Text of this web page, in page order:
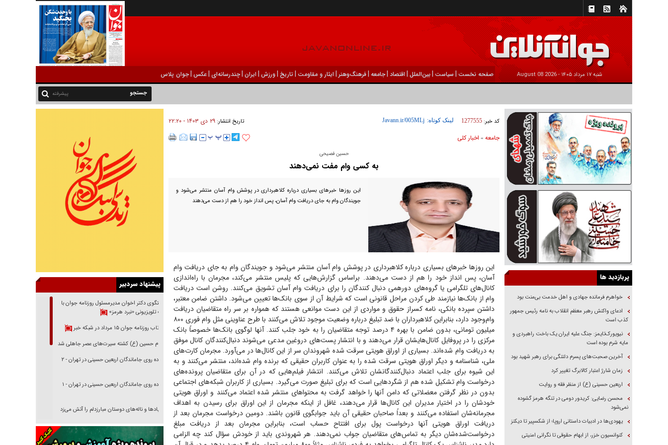
شنبه ۱۷ مرداد ۱۴۰۵ - 2026 August 08 صفحه نخست | سیاست |بين‌الملل | اقتصاد |جامعه |فرهنگ‌و‌هنر | ایثار و مقاومت |تاریخ |ورزش | ايران |چندرسانه‌ای |عکس |جوان پلاس
پیشرفته
کد خبر: 1277555 لینک کوتاه: تاریخ انتشار:۲۹ دی ۱۴۰۳ - ۲۲:۲۰
جامعه» اخبار كلی
حسین فصیحی
به کسی وام مفت نمی‌دهند
این روز‌ها خبر‌های بسیاری درباره کلاهبرداری در پوشش وام آسان منتشر می‌شود و
جویندگان وام به جای دریافت وام آسان، پس انداز خود را هم از دست می‌دهند
این روز‌ها خبر‌های بسیاری درباره کلاهبرداری در پوشش وام آسان منتشر می‌شود و جویندگان وام به جای دریافت وام
آسان، پس انداز خود را هم از دست می‌دهند. براساس گزارش‌هایی که پلیس منتشر می‌کند، مجرمان با راه‌اندازی
کانال‌های تلگرامی یا گروه‌های دورهمی دنبال کنندگان را برای دریافت وام آسان تشویق می‌کنند. روشن است دریافت
وام از بانک‌ها نیازمند طی کردن مراحل قانونی است که شرایط آن از سوی بانک‌ها تعیین می‌شود. داشتن ضامن معتبر،
داشتن سپرده بانکی، نامه کسراز حقوق و مواردی از این دست موانعی هستند که همواره بر سر راه متقاضیان دریافت
وام‌وجود دارد، بنابراین کلاهبرداران با ضد تبلیغ درباره وضعیت موجود تلاش می‌کنند با طرح عناوینی مثل وام فوری ۸۰۰
میلیون تومانی، بدون ضامن با بهره ۴ درصد توجه متقاضیان را به خود جلب کنند. آنها لوگوی بانک‌ها خصوصاً بانک
مرکزی را در پروفایل کانال‌هایشان قرار می‌دهند و با انتشار پست‌های دروغین مدعی می‌شوند دنبال‌کنندگان کانال موفق
به دریافت وام شده‌اند. بسیاری از اوراق هویتی سرقت شده شهروندان سر از این کانال‌ها در می‌آورد. مجرمان کارت‌های
ملی، شناسنامه و دیگر اوراق هویتی سرقت شده را به عنوان کاربران حقیقی که برنده وام شده‌اند، منتشر می‌کنند و به
این شیوه برای جلب اعتماد دنبال‌کنندگانشان تلاش می‌کنند. انتشار فیلم‌هایی که در آن برای متقاضیان پرونده‌های
درخواست وام تشکیل شده هم از شگرد‌هایی است که برای تبلیغ صورت می‌گیرد. بسیاری از کاربران شبکه‌های اجتماعی
بدون در نظر گرفتن معضلاتی که دامن آنها را خواهد گرفت به محتوا‌های منتشر شده اعتماد می‌کنند و اوراق هویتی
خودشان را در اختیار مدیران این کانال‌ها قرار می‌دهند، غافل از اینکه مجرمان از این اوراق برای رسیدن به اهداف
مجرمانه‌شان استفاده می‌کنند و بعداً صاحبان حقیقی آن باید جوابگوی قانون باشند. دومین درخواست مجرمان بعد از
دریافت اوراق هویتی آنها درخواست پول برای افتتاح حساب است، بنابراین مجرمان بعد از دریافت مبلغ
درخواست‌شده‌شان دیگر به تماس‌های متقاضیان جواب نمی‌دهند. هر شهروندی باید از خودش سؤال کند چه الزامی
پربازدید ها
خواهرم فرمانده جهادی و اهل خدمت بی‌منت بود
ادعای واکنش رهبر معظم انقلاب به نامه رئیس جمهور
کذب است
نیویورک‌تایمز: جنگ علیه ایران یک باخت راهبردی و
مایه شرم بوده است
آخرین صحبت‌های پسرم دلتنگی برای رهبر شهید بود
زمان شارژ اعتبار کالابرگ تغییر کرد
اربعین حسینی (ع) از منظر فقه و روایت
محسن رضایی: کریدور دومی در تنگه هرمز گشوده
نمی‌شود
یهودی‌ها در ادبیات داستانی اروپا؛ از شکسپیر تا دیکنز
کنوانسیون خزر، از ابهام حقوقی تا نگرانی امنیتی
پیشنهاد سردبیر
گفتگوی دکتر اخوان مدیرمسئول روزنامه جوان با
برنامه تلویزیونی «نبرد هرمز»
بازتاب روزنامه جوان ۱۵ مرداد در شبکه خبر
امام حسین (ع) کشته سیرت‌های عصر جاهلی شد
پیاده روی جاماندگان اربعین حسینی در تهران - ۲
پیاده روی جاماندگان اربعین حسینی در تهران - ۱
فریاد‌ها و ناله‌های دوستان مبارزدلم را آتش می‌زد
تغییر رویه دشمن در ترور از شیخ فضل‌الله تا مصباح